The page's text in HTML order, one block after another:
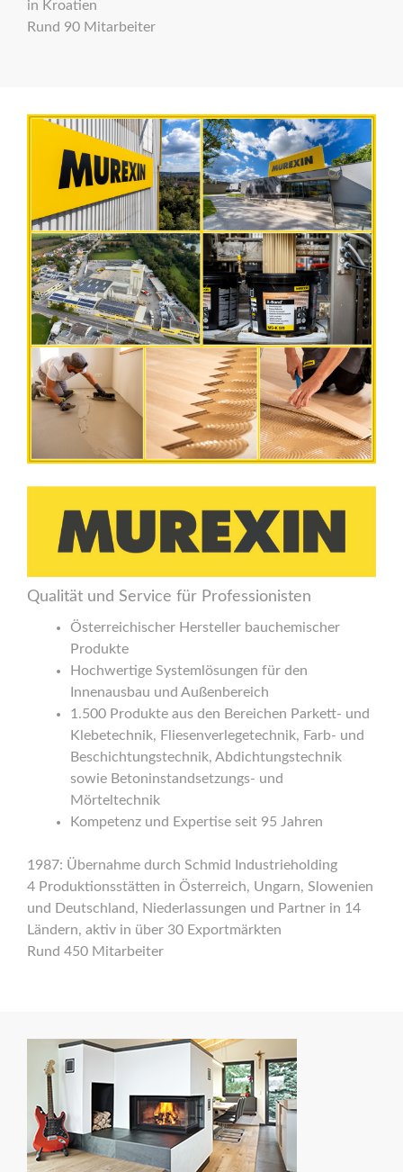
in Kroatien
Rund 90 Mitarbeiter
Qualität und Service für Professionisten
Österreichischer Hersteller bauchemischer
Produkte
Hochwertige Systemlösungen für den
Innenausbau und Außenbereich
1.500 Produkte aus den Bereichen Parkett- und
Klebetechnik, Fliesenverlegetechnik, Farb- und
Beschichtungstechnik, Abdichtungstechnik
sowie Betoninstandsetzungs- und
Mörteltechnik
Kompetenz und Expertise seit 95 Jahren
1987: Übernahme durch Schmid Industrieholding
4 Produktionsstätten in Österreich, Ungarn, Slowenien
und Deutschland, Niederlassungen und Partner in 14
Ländern, aktiv in über 30 Exportmärkten
Rund 450 Mitarbeiter